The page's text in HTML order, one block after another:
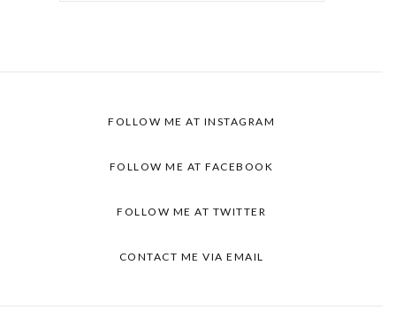
FOLLOW ME AT INSTAGRAM
FOLLOW ME AT FACEBOOK
FOLLOW ME AT TWITTER
CONTACT ME VIA EMAIL